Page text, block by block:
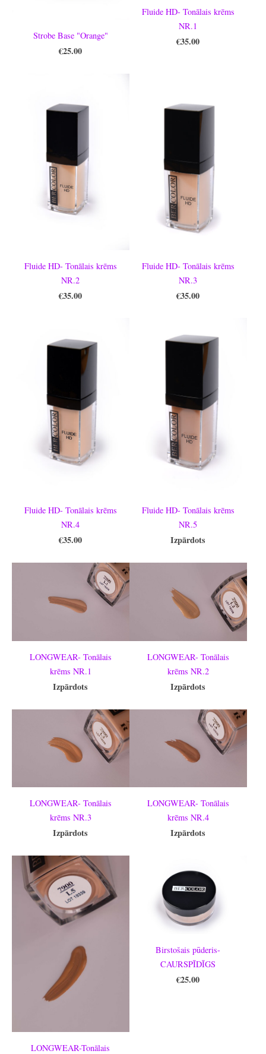
Strobe Base "Orange"
€25.00
Fluide HD- Tonālais krēms
NR.1
€35.00
Fluide HD- Tonālais krēms
NR.2
€35.00
Fluide HD- Tonālais krēms
NR.3
€35.00
Fluide HD- Tonālais krēms
NR.4
€35.00
Fluide HD- Tonālais krēms
NR.5
Izpārdots
LONGWEAR- Tonālais
krēms NR.1
Izpārdots
LONGWEAR- Tonālais
krēms NR.2
Izpārdots
LONGWEAR- Tonālais
krēms NR.3
Izpārdots
LONGWEAR- Tonālais
krēms NR.4
Izpārdots
LONGWEAR-Tonālais
Birstošais pūderis-
CAURSPĪDĪGS
€25.00